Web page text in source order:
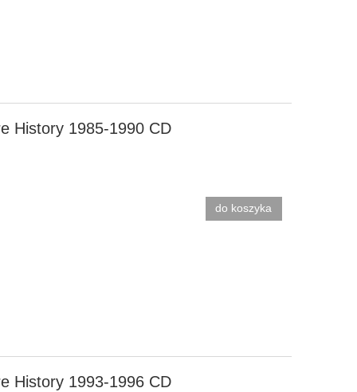
History 1985-1990 CD
do koszyka
History 1993-1996 CD